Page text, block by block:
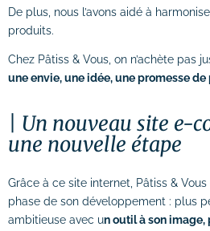
De plus, nous l’avons aidé à
produits.
Chez Pâtiss & Vous, on n’achète pas
une envie, une idée, une promesse
Un nouveau site e-
une nouvelle étape
Grâce à ce site internet, Pâtiss &
phase de son développement : plus
ambitieuse avec un outil à son image,